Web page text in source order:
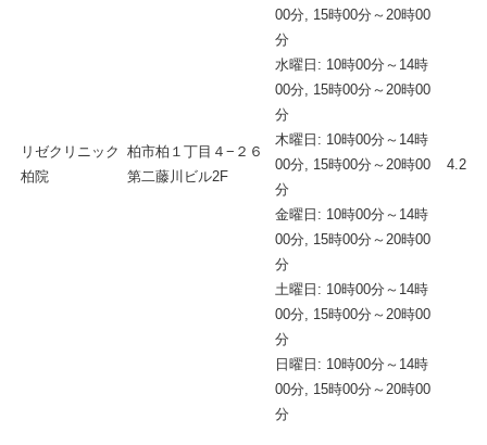
リゼクリニック
柏院
柏市柏１丁目４−２６
第二藤川ビル2F
00分, 15時00分～20時00
分
水曜日: 10時00分～14時
00分, 15時00分～20時00
分
木曜日: 10時00分～14時
00分, 15時00分～20時00
分
金曜日: 10時00分～14時
00分, 15時00分～20時00
分
土曜日: 10時00分～14時
00分, 15時00分～20時00
分
日曜日: 10時00分～14時
00分, 15時00分～20時00
分
4.2